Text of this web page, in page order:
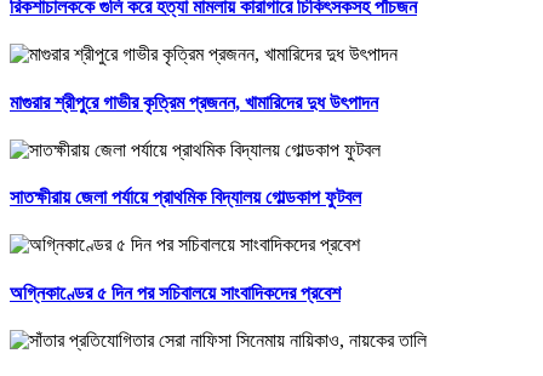
রিকশাচালককে গুলি করে হত্যা মামলায় কারাগারে চিকিৎসকসহ পাঁচজন
মাগুরার শ্রীপুরে গাভীর কৃত্রিম প্রজনন, খামারিদের দুধ উৎপাদন
সাতক্ষীরায় জেলা পর্যায়ে প্রাথমিক বিদ্যালয় গোল্ডকাপ ফুটবল
অগ্নিকাণ্ডের ৫ দিন পর সচিবালয়ে সাংবাদিকদের প্রবেশ